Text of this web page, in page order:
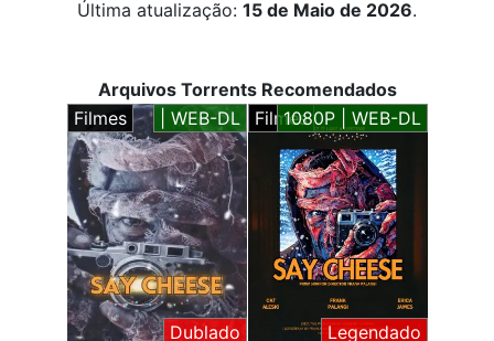
Última atualização: 15 de Maio de 2026.
Arquivos Torrents Recomendados
Filmes
| WEB-DL
Dublado
Filmes1080P | WEB-DL
Legendado